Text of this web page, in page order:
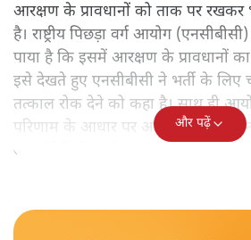
आरक्षण के प्रावधानों को ताक पर रखकर
है। राष्ट्रीय पिछड़ा वर्ग आयोग
पाया है कि इसमें आरक्षण के प्रावधानों
इसे देखते हुए एनसीबीसी ने भर्ती के लिए
तत्काल रोक देने को कहा है। साथ ही
परिणाम के आधार पर आरक्षण के
अभ्यर्थियों की सूची बनाकर साक्षात्कार
और पढ़ें